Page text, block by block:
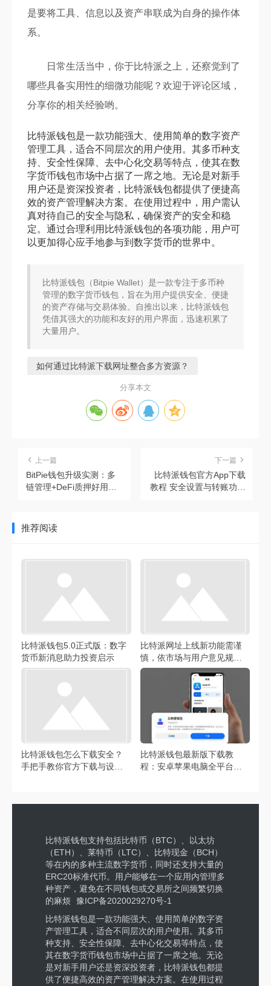
是要将工具、信息以及资产串联成为自身的操作体
系。
日常生活当中，你于比特派之上，还察觉到了
哪些具备实用性的细微功能呢？欢迎于评论区域，
分享你的相关经验哟。
比特派钱包是一款功能强大、使用简单的数字资产
管理工具，适合不同层次的用户使用。其多币种支
持、安全性保障、去中心化交易等特点，使其在数
字货币钱包市场中占据了一席之地。无论是对新手
用户还是资深投资者，比特派钱包都提供了便捷高
效的资产管理解决方案。在使用过程中，用户需认
真对待自己的安全与隐私，确保资产的安全和稳
定。通过合理利用比特派钱包的各项功能，用户可
以更加得心应手地参与到数字货币的世界中。
比特派钱包（Bitpie Wallet）是一款专注于多币种
管理的数字货币钱包，旨在为用户提供安全、便捷
的资产存储与交易体验。自推出以来，比特派钱包
凭借其强大的功能和友好的用户界面，迅速积累了
大量用户。
如何通过比特派下载网址整合多方资源？
分享本文
上一篇
BitPie钱包升级实测：多
链管理+DeFi质押好用
下一篇
比特派钱包官方App下载
教程 安全设置与转账功能
推荐阅读
比特派钱包5.0正式版：数字
货币新消息助力投资启示
比特派网址上线新功能需谨
慎，依市场与用户意见规划
实施
比特派钱包怎么下载安全？
手把手教你官方下载与设置
比特派钱包最新版下载教
程：安卓苹果电脑全平台方
比特派钱包支持包括比特币（BTC）、以太坊
（ETH）、莱特币（LTC）、比特现金（BCH）
等在内的多种主流数字货币，同时还支持大量的
ERC20标准代币。用户能够在一个应用内管理多
种资产，避免在不同钱包或交易所之间频繁切换
的麻烦 豫ICP备2020029270号-1
比特派钱包是一款功能强大、使用简单的数字资
产管理工具，适合不同层次的用户使用。其多币
种支持、安全性保障、去中心化交易等特点，使
其在数字货币钱包市场中占据了一席之地。无论
是对新手用户还是资深投资者，比特派钱包都提
供了便捷高效的资产管理解决方案。在使用过程